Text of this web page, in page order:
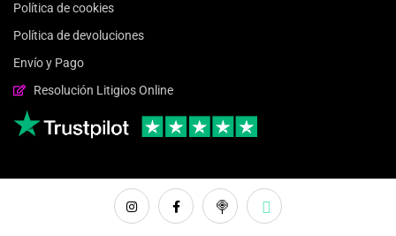
Política de cookies
Política de devoluciones
Envío y Pago
Resolución Litigios Online